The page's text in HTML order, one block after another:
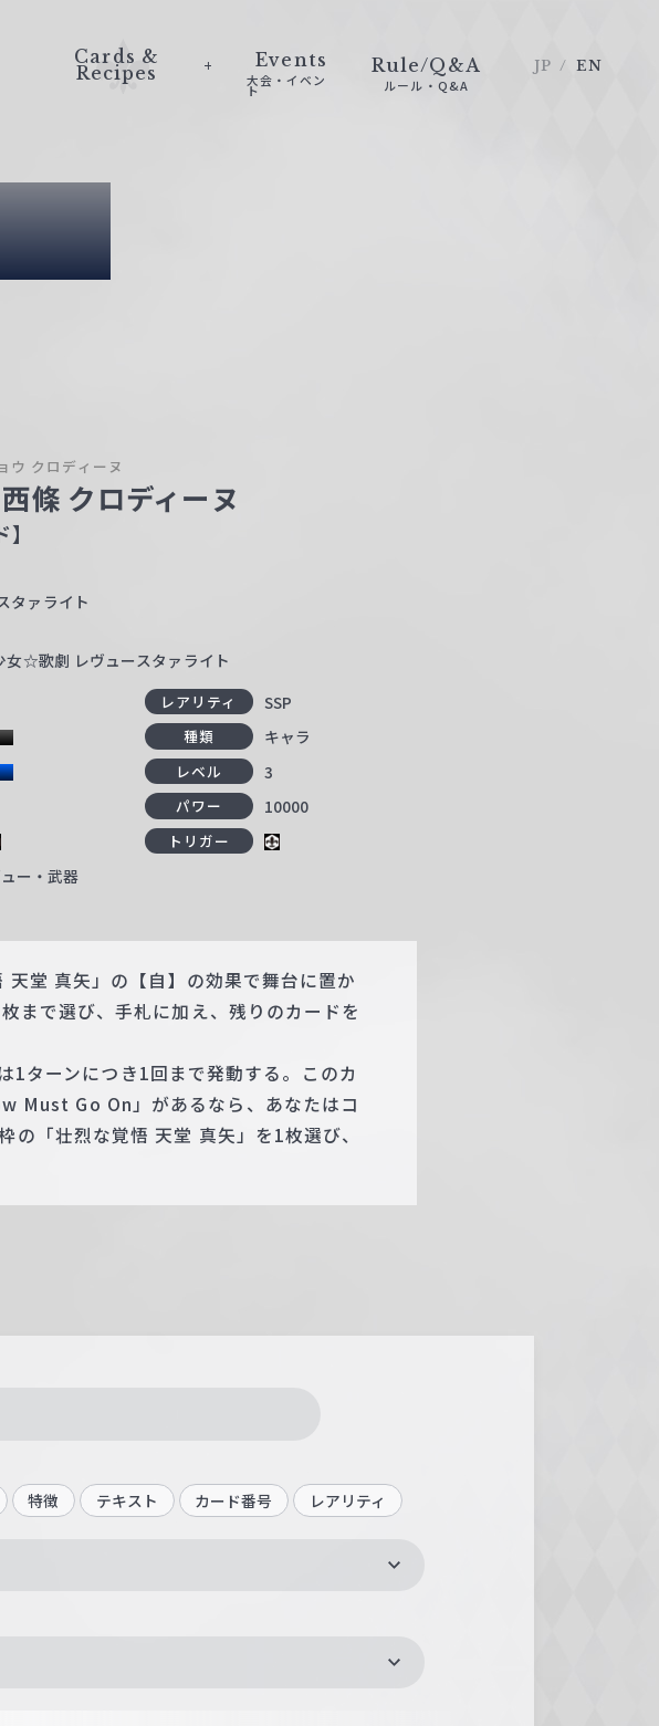
Cards &
Recipes
Events
大会・イベン
ト
Rule/Q&A
ルール・Q&A
JP EN
ウ クロディーヌ
條 クロディーヌ
タァライト
女☆歌劇 レヴュースタァライト
レアリティ SSP
種類 キャラ
レベル 3
パワー 10000
トリガー
ー・武器
天堂 真矢」の【自】の効果で舞台に置か
まで選び、手札に加え、残りのカードを
1ターンにつき1回まで発動する。このカ
Must Go On」があるなら、あなたはコ
「壮烈な覚悟 天堂 真矢」を1枚選び、
特徴 テキスト カード番号 レアリティ